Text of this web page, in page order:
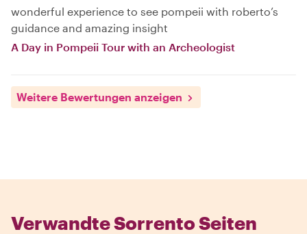
wonderful experience to see pompeii with roberto’s
guidance and amazing insight
A Day in Pompeii Tour with an Archeologist
Weitere Bewertungen anzeigen
Verwandte Sorrento Seiten